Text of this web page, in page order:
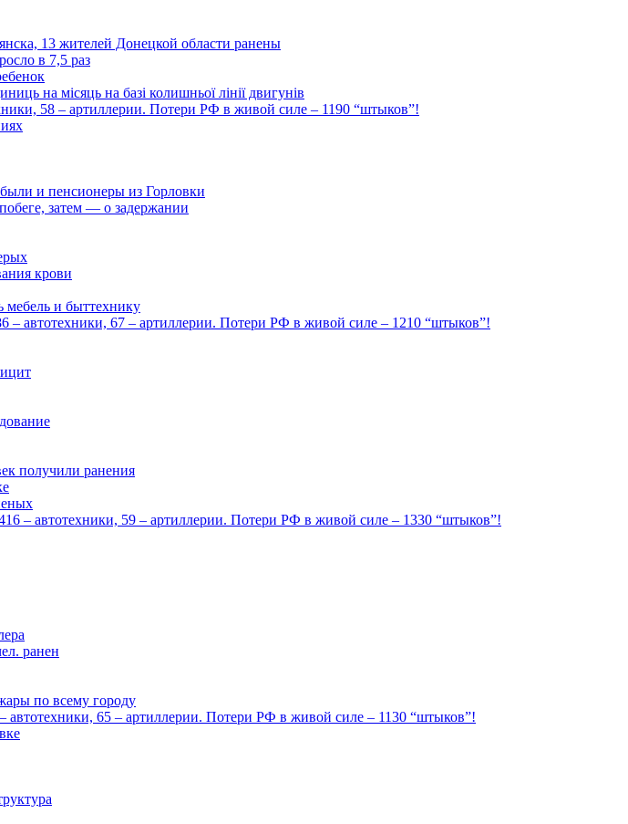
13 жителей Донецкой области ранены
в 7,5 раз
на місяць на базі колишньої лінії двигунів
58 – артиллерии. Потери РФ в живой силе – 1190 “штыков”!
и пенсионеры из Горловки
затем — о задержании
крови
мебель и быттехнику
автотехники, 67 – артиллерии. Потери РФ в живой силе – 1210 “штыков”!
получили ранения
– автотехники, 59 – артиллерии. Потери РФ в живой силе – 1330 “штыков”!
ранен
по всему городу
65 – артиллерии. Потери РФ в живой силе – 1130 “штыков”!